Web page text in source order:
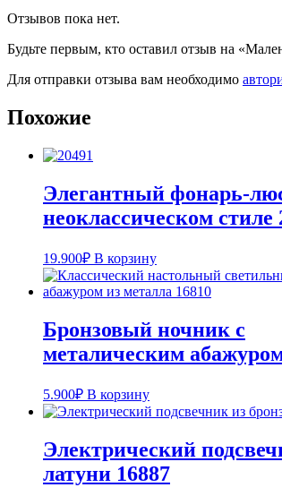
Отзывов пока нет.
Будьте первым, кто оставил отзыв на
Для отправки отзыва вам необходимо
Похожие
Элегантный фонарь-
неоклассическом стиле
19.900₽ В корзину
Бронзовый ночник с
металическим
5.900₽ В корзину
Электрический
латуни 16887